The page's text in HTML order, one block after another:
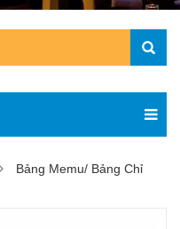
Bảng Memu/ Bảng Chỉ